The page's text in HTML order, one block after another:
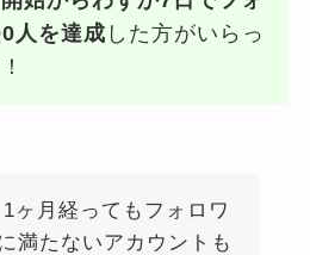
人を達成 した方がいらっ
ヶ月経ってもフォロワ
満たないアカウントも